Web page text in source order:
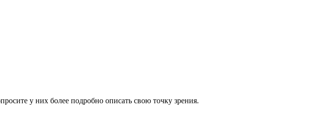
у них более подробно описать свою точку зрения.